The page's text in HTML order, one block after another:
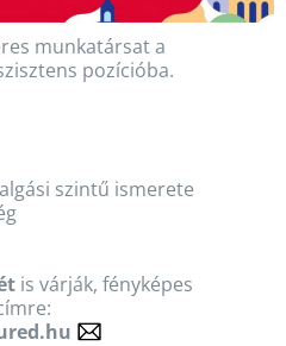
munkatársat a
pozícióba.
szintű ismerete
is várják, fényképes